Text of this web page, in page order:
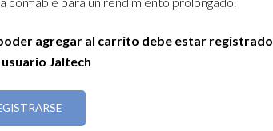
agregar al carrito debe estar registrado
Jaltech